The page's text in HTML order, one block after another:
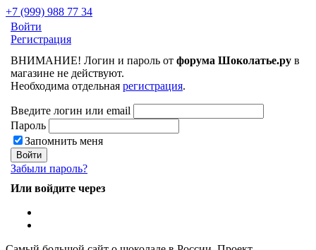
+7 (999) 988 77 34
Войти
Регистрация
ВНИМАНИЕ! Логин и пароль от форума Шоколатье.ру в
магазине не действуют.
Необходима отдельная регистрация.
Введите логин или email
Пароль
Запомнить меня
Забыли пароль?
Или войдите через